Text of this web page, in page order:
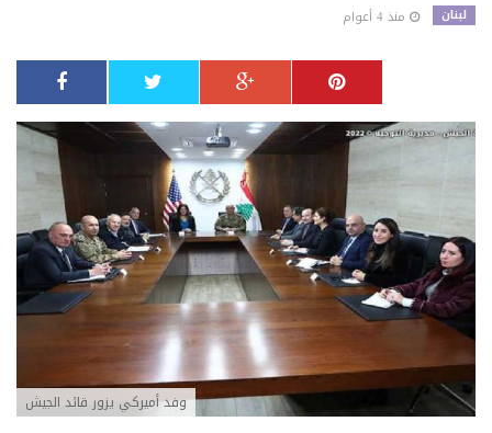
لبنان منذ 4 أعوام
وفد أميركي يزور قائد الجيش